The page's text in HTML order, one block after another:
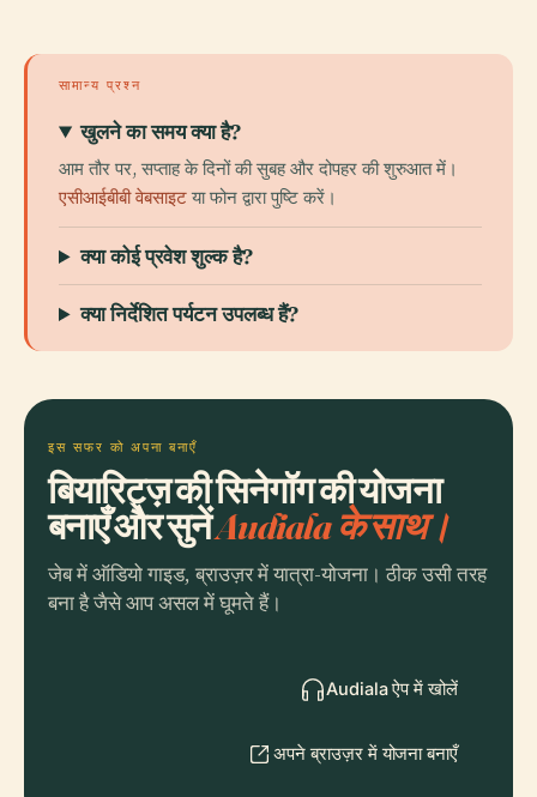
सामान्य प्रश्न
खुलने का समय क्या है?
आम तौर पर, सप्ताह के दिनों की सुबह और दोपहर की शुरुआत में।
एसीआईबीबी वेबसाइटया फोन द्वारा पुष्टि करें।
क्या कोई प्रवेश शुल्क है?
क्या निर्देशित पर्यटन उपलब्ध हैं?
इस सफर को अपना बनाएँ
बियारिट्ज़ की सिनेगॉग की योजना
बनाएँ और सुनेंAudiala के साथ।
जेब में ऑडियो गाइड, ब्राउज़र में यात्रा-योजना। ठीक उसी तरह
बना है जैसे आप असल में घूमते हैं।
Audiala ऐप में खोलें
अपने ब्राउज़र में योजना बनाएँ